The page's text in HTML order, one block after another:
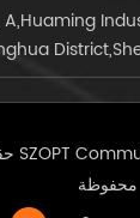
محفوظة